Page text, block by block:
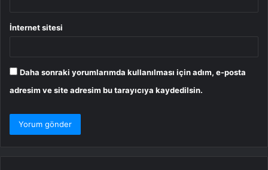
İnternet sitesi
Daha sonraki yorumlarımda kullanılması için adım, e-posta
adresim ve site adresim bu tarayıcıya kaydedilsin.